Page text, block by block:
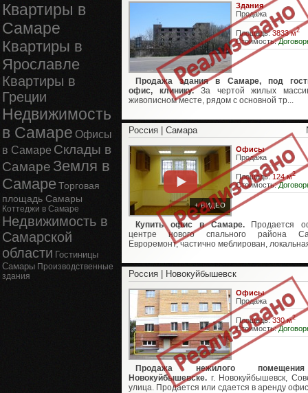
Квартиры в
Самаре
Квартиры в
Ярославле
Квартиры в
Греции
Недвижимость
в Самаре Офисы
в Самаре Склады в
Самаре Земля в
СамареТорговая
площадь Самары
Коттеджи в Самаре
Недвижимость в
Самарской
области Гостиницы
Самары Производственные
здания
Здания
Продажа
Площадь:3833 м2
Стоимость:
Продажа здания в Самаре, под
офис, клинику.За чертой жилых
живописном месте, рядом с основной тр...
Россия | Самара
+ ВИДЕО
Офисы
Продажа
Площадь:124 м2
Стоимость:
Купить офис в Самаре.Продается
центре нового спального района
Евроремонт, частично меблирован,
Россия | Новокуйбышевск
Офисы
Продажа
Площадь:330 м2
Стоимость:
Продажа нежилого
Новокуйбышевске. г. Новокуйбышевск,
улица. Продается или сдается в аренду